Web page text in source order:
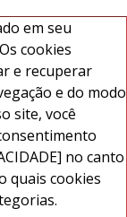
em seu
cookies
e recuperar
e do modo
site, você
no canto
quais cookies